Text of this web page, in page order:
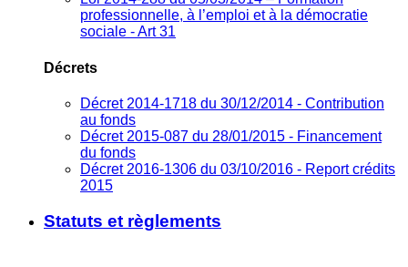
professionnelle, à l’emploi et à la démocratie
sociale - Art 31
Décrets
Décret 2014-1718 du 30/12/2014 - Contribution
au fonds
Décret 2015-087 du 28/01/2015 - Financement
du fonds
Décret 2016-1306 du 03/10/2016 - Report crédits
2015
Statuts et règlements